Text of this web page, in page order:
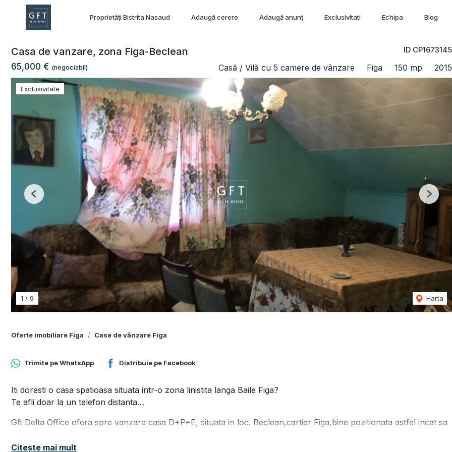
Proprietăți Bistrita Nasaud Adaugă cerere Adaugă anunț Exclusivitati Echipa Blog
ID CP1673145
Casa de vanzare, zona Figa-Beclean
65,000 € (negociabil) Casă / Vilă cu 5 camere de vânzare Figa 150 mp 2015
Exclusivitate
1 / 9 Harta
Previous Next
Oferte imobiliare Figa Case de vânzare Figa
Trimite peWhatsApp Distribuie pe Facebook
Iti doresti o casa spatioasa situata intr-o zona linistita langa Baile Figa?
Te afli doar la un telefon distanta…
Gft Delta Office ofera spre vanzare casa D+P+E, situata in loc. Beclean,cartier Figa,bine pozitionata astfel incat sa
Acest imobil are o suprafata utila de 150 mp si este compartimentat astfel:
Citește mai mult